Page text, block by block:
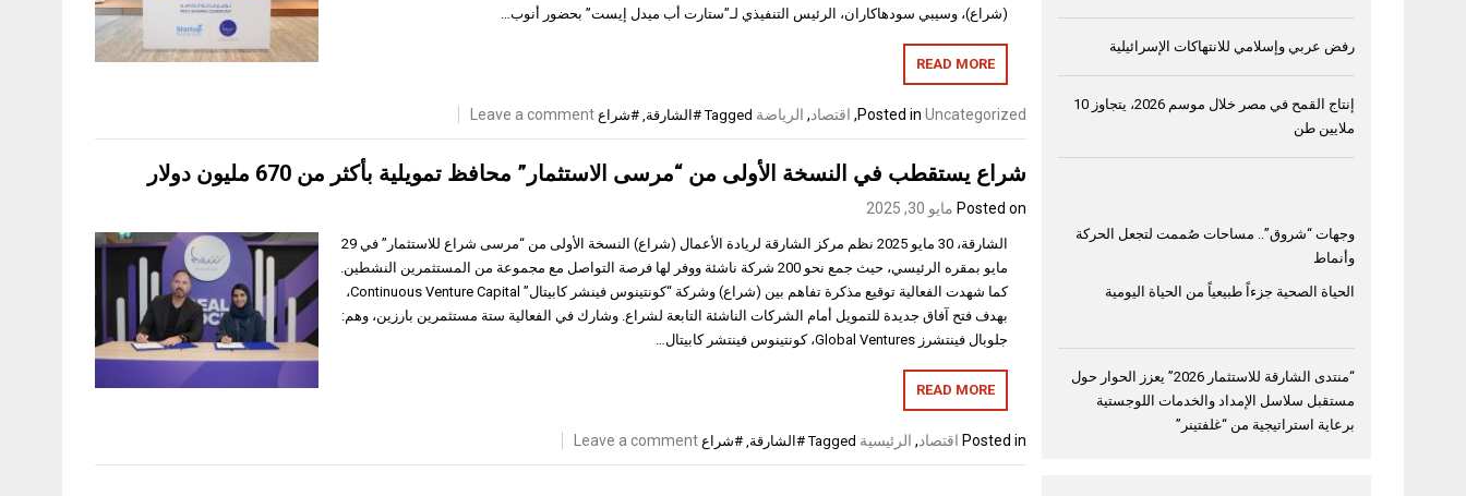
(شراع)، وسيبي سودهاكاران، الرئيس التنفيذي لـ”ستارت أب ميدل إيست” بحضور أنوب…
READ MORE
Posted inUncategorized
, اقتصاد, الرياضة Tagged #الشارقة, #شراع Leave a comment
شراع يستقطب في النسخة الأولى من “مرسى الاستثمار” محافظ تمويلية بأكثر من 670 مليون دولار
Posted on مايو 30, 2025
الشارقة، 30 مايو 2025 نظم مركز الشارقة لريادة الأعمال (شراع) النسخة الأولى من “مرسى شراع للاستثمار” في 29
مايو بمقره الرئيسي، حيث جمع نحو 200 شركة ناشئة ووفر لها فرصة التواصل مع مجموعة من المستثمرين النشطين.
كما شهدت الفعالية توقيع مذكرة تفاهم بين (شراع) وشركة “كونتينوس فينشر كابيتال” Continuous Venture Capital،
بهدف فتح آفاق جديدة للتمويل أمام الشركات الناشئة التابعة لشراع. وشارك في الفعالية ستة مستثمرين بارزين، وهم:
جلوبال فينتشرز Global Ventures، كونتينوس فينتشر كابيتال…
READ MORE
Posted in اقتصاد, الرئيسية Tagged #الشارقة #شراع Leave a comment
رفض عربي وإسلامي للانتهاكات الإسرائيلية
إنتاج القمح في مصر خلال موسم 2026، يتجاوز 10
ملايين طن
وجهات “شروق”.. مساحات صُممت لتجعل الحركة
وأنماط
الحياة الصحية جزءاً طبيعياً من الحياة اليومية
“منتدى الشارقة للاستثمار 2026” يعزز الحوار حول
مستقبل سلاسل الإمداد والخدمات اللوجستية
برعاية استراتيجية من “غلفتينر”